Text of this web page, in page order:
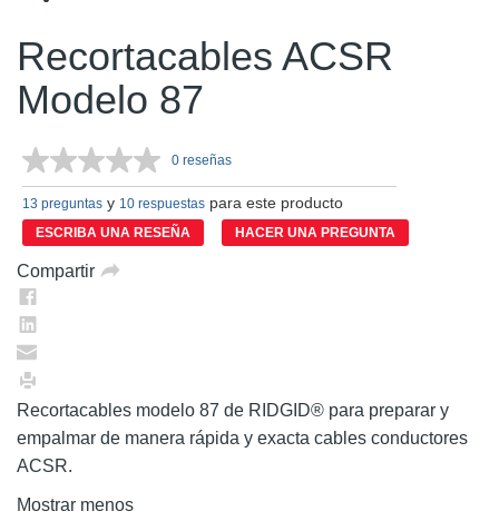
Recortacables ACSR
Modelo 87
Sin
puntuación.
Enlace
en
la
0 reseñas
13 preguntas y 10 respuestas para este producto
ESCRIBA UNA RESEÑA HACER UNA PREGUNTA
Compartir
Recortacables modelo 87 de RIDGID® para preparar y
empalmar de manera rápida y exacta cables conductores
ACSR.
Mostrar menos